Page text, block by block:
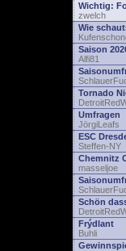
Wichtig:
zwelch
Wie
Saison
Alfi81
Tornado
Umfragen
JörgiLeafs
ESC
Steffen-NY
Chemnitz
masseljoe
Schön
Frýdlant
Buhli